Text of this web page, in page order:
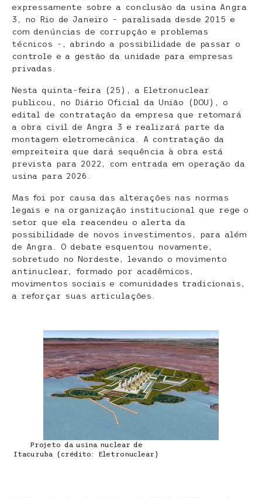
expressamente sobre a conclusão da usina Angra
3, no Rio de Janeiro – paralisada desde 2015 e
com denúncias de corrupção e problemas
técnicos -, abrindo a possibilidade de passar o
controle e a gestão da unidade para empresas
privadas.
Nesta quinta-feira (25), a Eletronuclear
publicou, no Diário Oficial da União (DOU), o
edital de contratação da empresa que retomará
a obra civil de Angra 3 e realizará parte da
montagem eletromecânica. A contratação da
empreiteira que dará sequência à obra está
prevista para 2022, com entrada em operação da
usina para 2026.
Mas foi por causa das alterações nas normas
legais e na organização institucional que rege o
setor que ela reacendeu o alerta da
possibilidade de novos investimentos, para além
de Angra. O debate esquentou novamente,
sobretudo no Nordeste, levando o movimento
antinuclear, formado por acadêmicos,
movimentos sociais e comunidades tradicionais,
a reforçar suas articulações.
Projeto da usina nuclear de
Itacuruba (crédito: Eletronuclear)